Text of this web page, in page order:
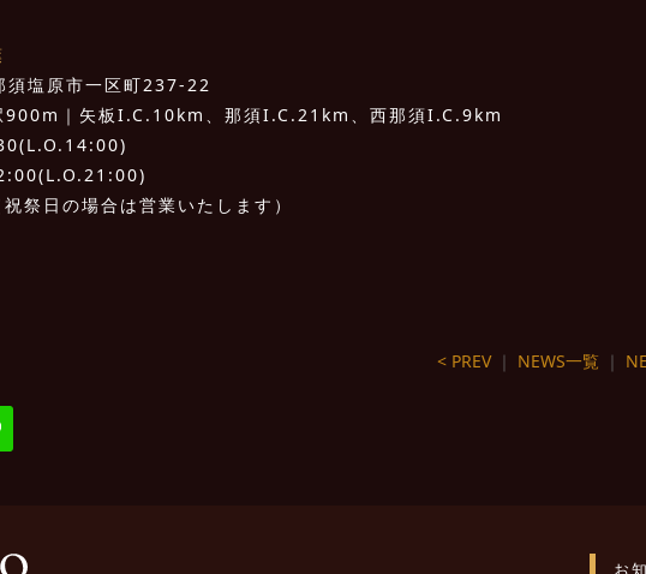
塩原市一区町237-22
900m｜矢板I.C.10km、那須I.C.21km、西那須I.C.9km
祭日の場合は営業いたします）
< PREV｜ NEWS一覧 ｜
お